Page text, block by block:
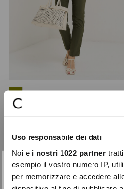
Uso responsabile dei dati
Noi e i nostri 1022 partner
esempio il vostro numero IP,
per memorizzare e accedere
premium Made in Italy ...
Price
reduced
€79.00to €55.30
SUBSCRIBE